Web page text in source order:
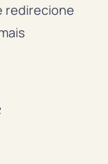
redirecione